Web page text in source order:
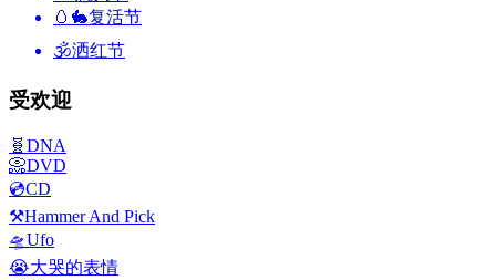
🥚🐇复活节
🕉洒红节
受欢迎
🧬 DNA
📀DVD
💿CD
⚒️Hammer And Pick
🛸Ufo
😭大哭的表情